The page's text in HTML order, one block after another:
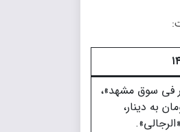
في سوق مشهد»،
به دینار،